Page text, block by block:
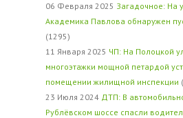
06 Февраля 2025 Загадочное: На
Академика Павлова обнаружен
(1295)
11 Января 2025 ЧП: На Полоцкой
многоэтажки мощной петардой
помещении жилищной инспекции (
23 Июля 2024 ДТП: В
Рублёвском шоссе спасли